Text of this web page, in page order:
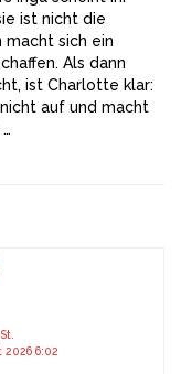
ist nicht die
macht sich ein
Als dann
ist Charlotte klar:
auf und macht
6:02